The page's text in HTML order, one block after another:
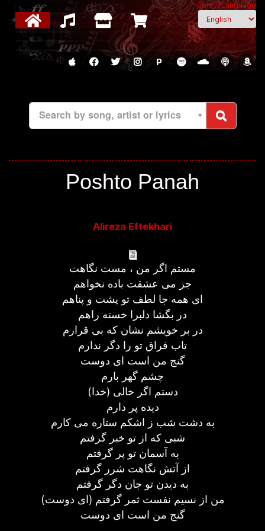
Select Language
P
Search by song, artist or lyrics
Poshto Panah
Alireza Eftekhari
مستم اگر من ، مست نگاهت
جز می عشقت باده نخواهم
ای همه جا لطف تو پشت و پناهم
در بگشا دلبرا خسته راهم
در بر خویشم نشان که بی قرارم
تاب فراق تو را دگر ندارم
گنج من است ای دوست
چشم گهر بارم
دستم اگر خالی (خدا)
دیده پر دارم
به دشت شب ز اشکم ستاره می کارم
شبی که از تو خبر گرفتم
به آسمان تو پر گرفتم
از آتش نگاهت شرر گرفتم
به دیدن تو جان دگر گرفتم
من از نسیم نفست ثمر گرفتم (ای دوست)
گنج من است ای دوست